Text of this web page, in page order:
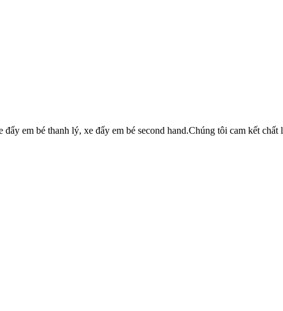
em bé thanh lý, xe đẩy em bé second hand.Chúng tôi cam kết